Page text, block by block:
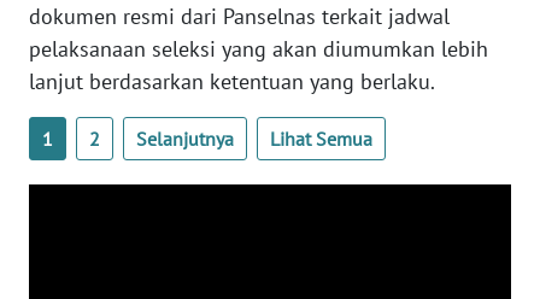
dokumen resmi dari Panselnas terkait jadwal
pelaksanaan seleksi yang akan diumumkan lebih
lanjut berdasarkan ketentuan yang berlaku.
1 2 Selanjutnya Lihat Semua
WN
SULBAR
WN
BABEL